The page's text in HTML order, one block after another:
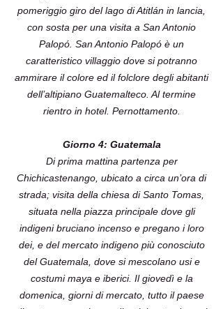
pomeriggio giro del lago di Atitlán in lancia,
con sosta per una visita a San Antonio
Palopó. San Antonio Palopó è un
caratteristico villaggio dove si potranno
ammirare il colore ed il folclore degli abitanti
dell’altipiano Guatemalteco. Al termine
rientro in hotel. Pernottamento.
Giorno 4: Guatemala
Di prima mattina partenza per
Chichicastenango, ubicato a circa un’ora di
strada; visita della chiesa di Santo Tomas,
situata nella piazza principale dove gli
indigeni bruciano incenso e pregano i loro
dei, e del mercato indigeno più conosciuto
del Guatemala, dove si mescolano usi e
costumi maya e iberici. Il giovedì e la
domenica, giorni di mercato, tutto il paese